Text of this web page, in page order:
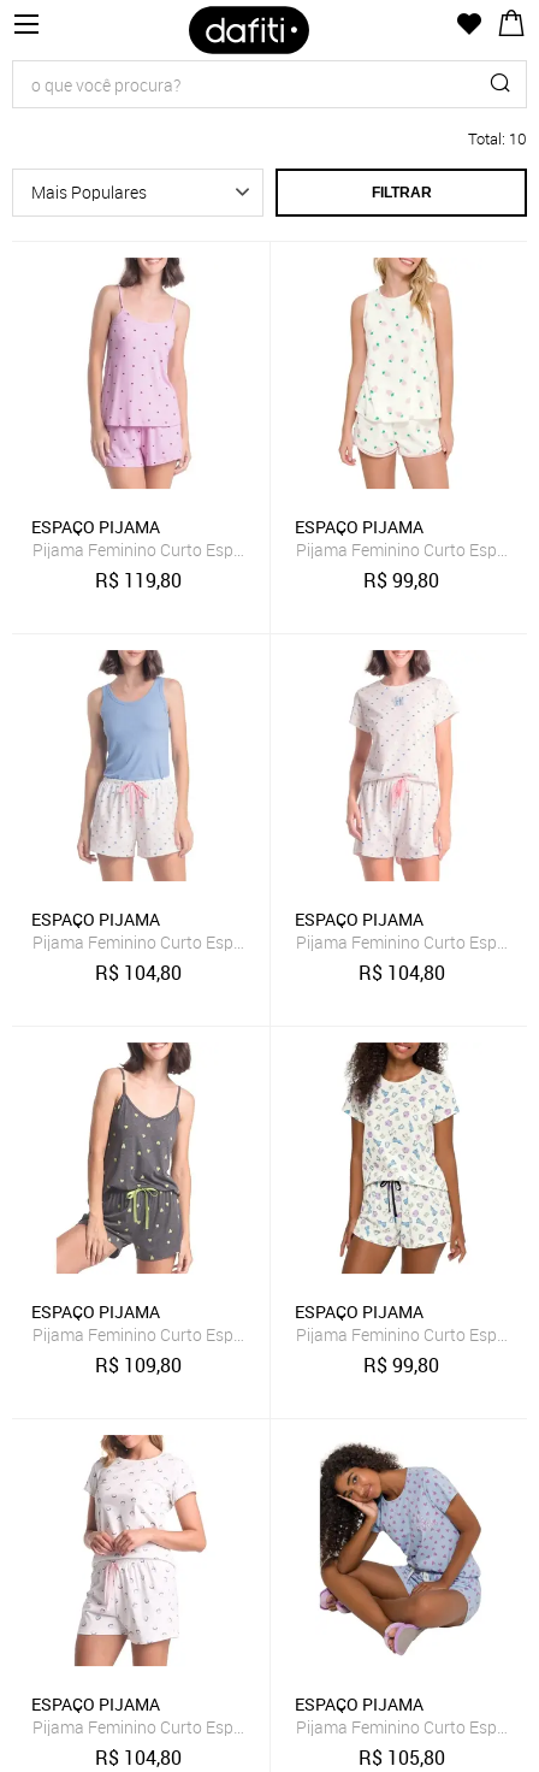
Total: 10
FILTRAR
ESPAÇO PIJAMA
Pijama Feminino Curto Espaço Pijama 4010325
R$ 119,80
ESPAÇO PIJAMA
Pijama Feminino Curto Espaço
R$99,80
ESPAÇO PIJAMA
Pijama Feminino Curto Espaço Pijama 4010320
R$ 104,80
ESPAÇO PIJAMA
Pijama Feminino Curto Espaço
R$ 104,80
ESPAÇO PIJAMA
Pijama Feminino Curto Espaço Pijama 4010286
R$ 109,80
ESPAÇO PIJAMA
Pijama Feminino Curto Espaço
R$99,80
ESPAÇO PIJAMA
Pijama Feminino Curto Espaço Pijama 4010339
R$ 104,80
ESPAÇO PIJAMA
Pijama Feminino Curto Espaço
R$ 105,80